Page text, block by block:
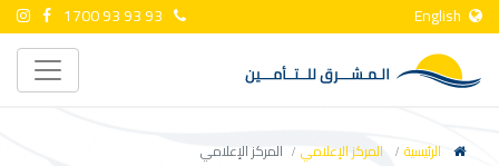
1700 93 93 93
الرئيسية المركز الإعلامي المركز الإعلامي